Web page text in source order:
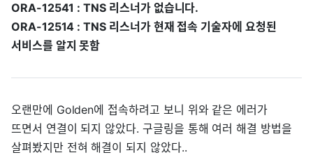
ORA-12541 : TNS 리스너가 없습니다.
ORA-12514 : TNS 리스너가 현재 접속 기술자에 요청된
서비스를 알지 못함
오랜만에 Golden에 접속하려고 보니 위와 같은 에러가
뜨면서 연결이 되지 않았다. 구글링을 통해 여러 해결 방법을
살펴봤지만 전혀 해결이 되지 않았다..